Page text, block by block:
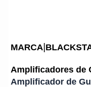
MARCA|
Amplificadores de
Amplificador de